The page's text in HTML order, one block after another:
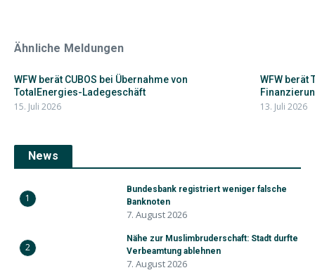
Ähnliche Meldungen
WFW berät CUBOS bei Übernahme von
TotalEnergies-Ladegeschäft
15. Juli 2026
WFW berät
13. Juli 2026
News
1
Bundesbank registriert weniger falsche
Banknoten
7. August 2026
2
Nähe zur Muslimbruderschaft: Stadt durfte
Verbeamtung ablehnen
7. August 2026